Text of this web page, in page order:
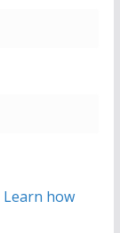
Learn how